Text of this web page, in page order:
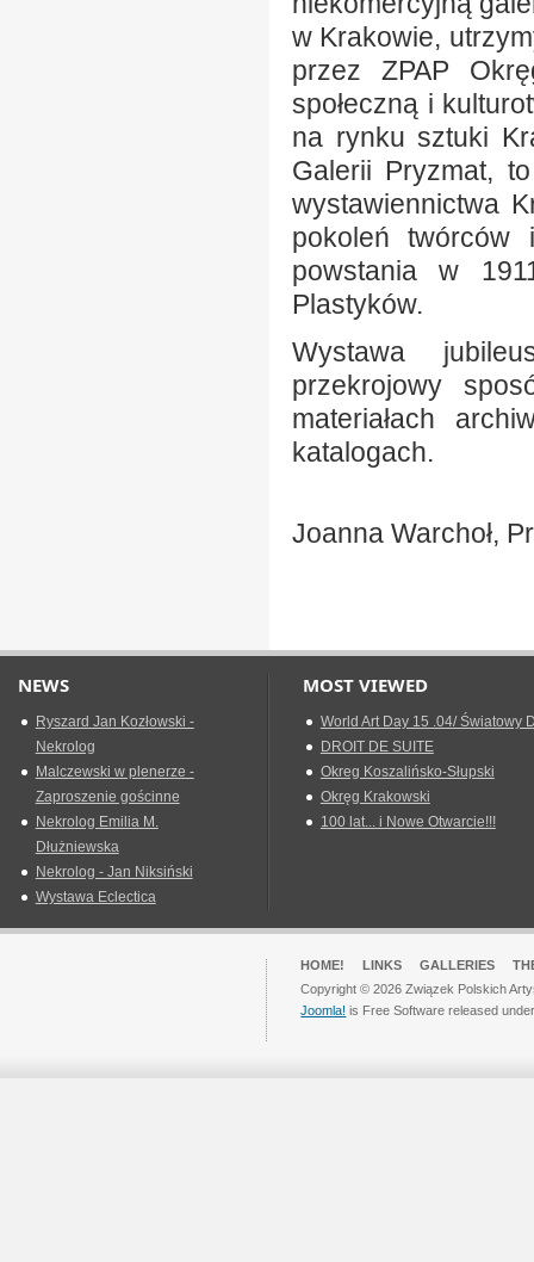
w Krakowie,
przez ZPAP
społeczną i
na rynku sztuki
Galerii Pryzmat,
wystawiennictwa
pokoleń
powstania w
Plastyków.
Wystawa
przekrojowy
materiałach
katalogach.
Joanna Warchoł,
NEWS
Ryszard Jan Kozłowski -
Nekrolog
Malczewski w plenerze -
Zaproszenie gościnne
Nekrolog Emilia M.
Dłużniewska
Nekrolog - Jan Niksiński
Wystawa Eclectica
MOST VIEWED
World Art Day 15 .04/ Światowy
DROIT DE SUITE
Okreg Koszalińsko-Słupski
Okręg Krakowski
100 lat... i Nowe Otwarcie!!!
HOME! LINKS GALLERIES
Copyright © 2026 Związek Polskich
Joomla! is Free Software released